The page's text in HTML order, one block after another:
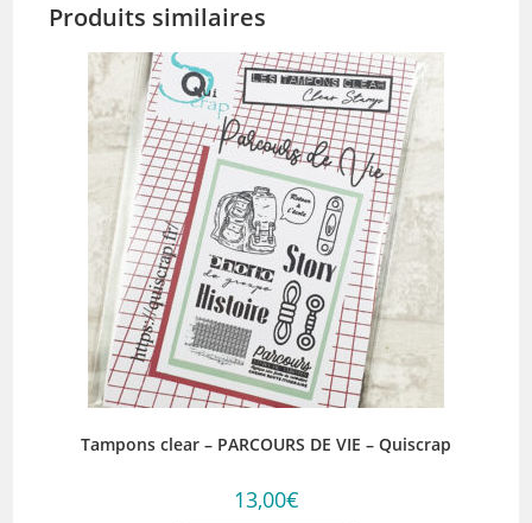
Produits similaires
Tampons clear – PARCOURS DE VIE – Quiscrap
13,00€